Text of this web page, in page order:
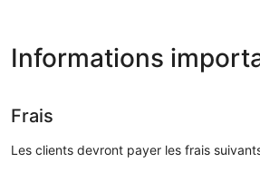
Informations
Frais
Les clients devront payer les frais